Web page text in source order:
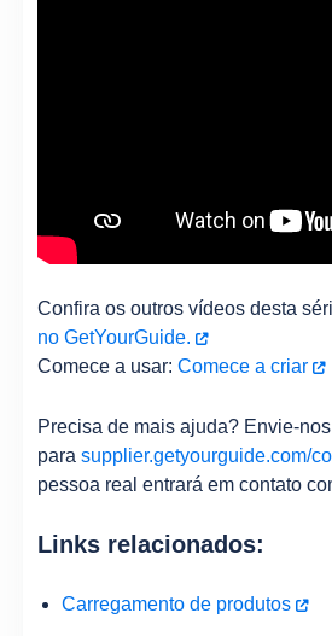
Confira os outros vídeos desta
no GetYourGuide.
Comece a usar:Comece a criar
Precisa de mais ajuda? Envie-
parasupplier.getyourguide.com/
pessoa real entrará em contato
Links relacionados:
Carregamento de produtos